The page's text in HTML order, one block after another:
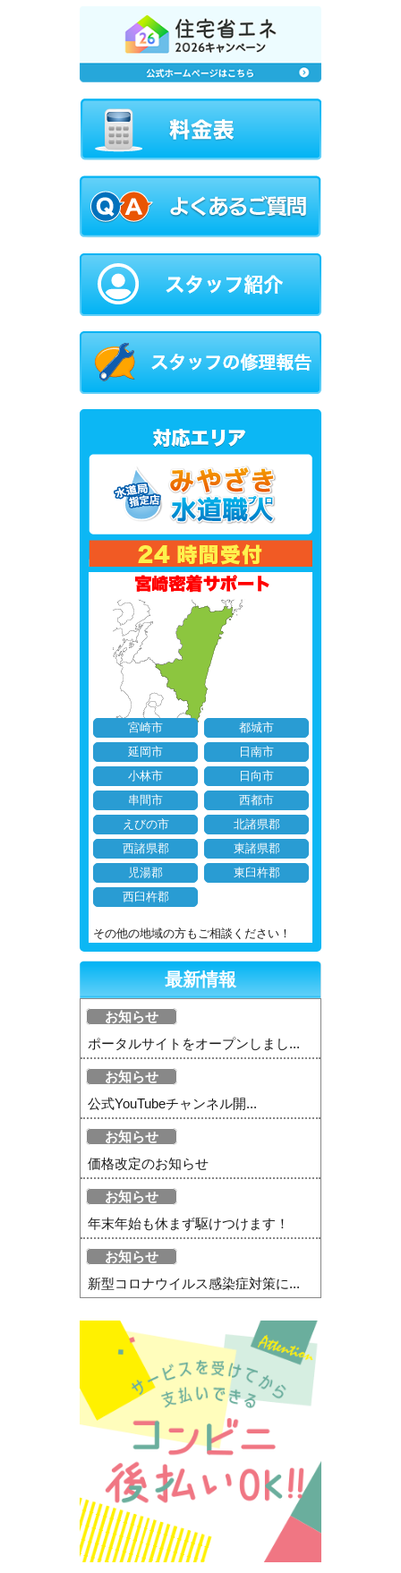
宮崎市
都城市
延岡市
日南市
小林市
日向市
串間市
西都市
えびの市
北諸県郡
西諸県郡
東諸県郡
児湯郡
東臼杵郡
西臼杵郡
その他の地域の方もご相談ください！
最新情報
お知らせ
ポータルサイトをオープンしまし...
お知らせ
公式YouTubeチャンネル開...
お知らせ
価格改定のお知らせ
お知らせ
年末年始も休まず駆けつけます！
お知らせ
新型コロナウイルス感染症対策に...